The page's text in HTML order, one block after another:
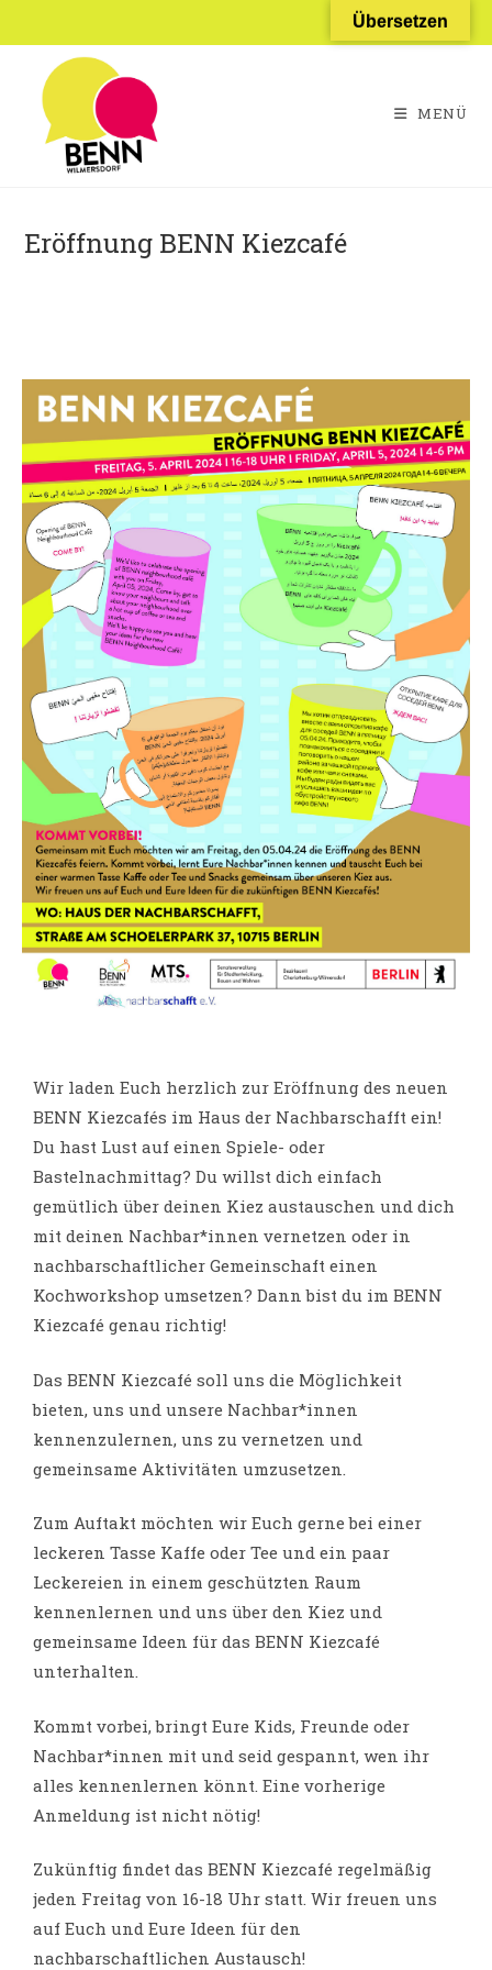
MENÜ
Eröffnung BENN Kiezcafé
Wir laden Euch herzlich zur Eröffnung des neuen
BENN Kiezcafés im Haus der Nachbarschafft ein!
Du hast Lust auf einen Spiele- oder
Bastelnachmittag? Du willst dich einfach
gemütlich über deinen Kiez austauschen und dich
mit deinen Nachbar*innen vernetzen oder in
nachbarschaftlicher Gemeinschaft einen
Kochworkshop umsetzen? Dann bist du im BENN
Kiezcafé genau richtig!
Das BENN Kiezcafé soll uns die Möglichkeit
bieten, uns und unsere Nachbar*innen
kennenzulernen, uns zu vernetzen und
gemeinsame Aktivitäten umzusetzen.
Zum Auftakt möchten wir Euch gerne bei einer
leckeren Tasse Kaffe oder Tee und ein paar
Leckereien in einem geschützten Raum
kennenlernen und uns über den Kiez und
gemeinsame Ideen für das BENN Kiezcafé
unterhalten.
Kommt vorbei, bringt Eure Kids, Freunde oder
Nachbar*innen mit und seid gespannt, wen ihr
alles kennenlernen könnt. Eine vorherige
Anmeldung ist nicht nötig!
Zukünftig findet das BENN Kiezcafé regelmäßig
jeden Freitag von 16-18 Uhr statt. Wir freuen uns
auf Euch und Eure Ideen für den
nachbarschaftlichen Austausch!
Übersetzen